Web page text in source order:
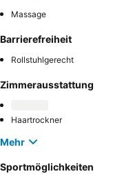
Massage
Barrierefreiheit
Rollstuhlgerecht
Zimmerausstattung
Haartrockner
Mehr
Sportmöglichkeiten